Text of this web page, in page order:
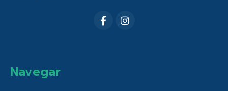
Navegar